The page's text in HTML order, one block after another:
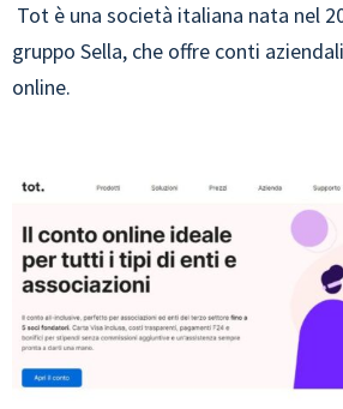
Tot è una società italiana nata nel
gruppo Sella, che offre conti
online.